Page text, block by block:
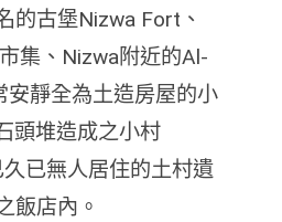
的古堡Nizwa Fort、
集、Nizwa附近的Al-
安靜全為土造房屋的小
頭堆造成之小村
已無人居住的土村遺
飯店內。